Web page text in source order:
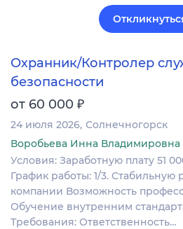
Охранник/Контролер
безопасности
от 60 000 ₽
24 июля 2026 Солнечногорск
Воробьева Инна Владимировна
Условия: Заработную плату 51
График работы: 1/3. Стабильную
компании Возможность
Обучение внутренним
Требования: Ответственность…